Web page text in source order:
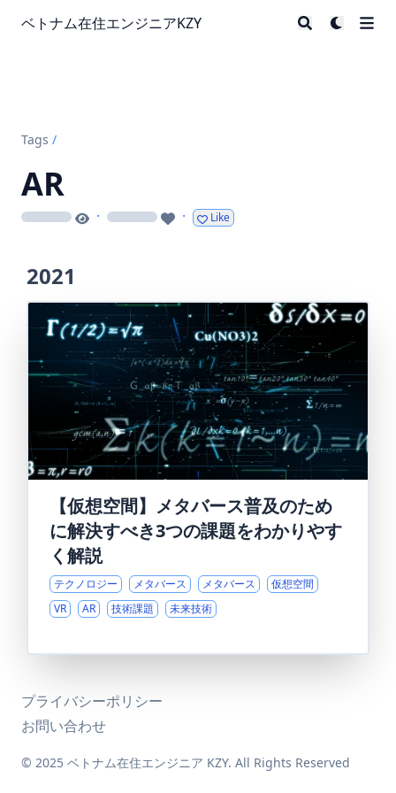
ベトナム在住エンジニアKZY
Tags /
AR
loading · loading · Like
2021
【仮想空間】メタバース普及のため
に解決すべき3つの課題をわかりやす
く解説
テクノロジー メタバース メタバース
仮想空間
VR
AR 技術課題 未来技術
プライバシーポリシー
お問い合わせ
© 2025 ベトナム在住エンジニア KZY. All Rights Reserved